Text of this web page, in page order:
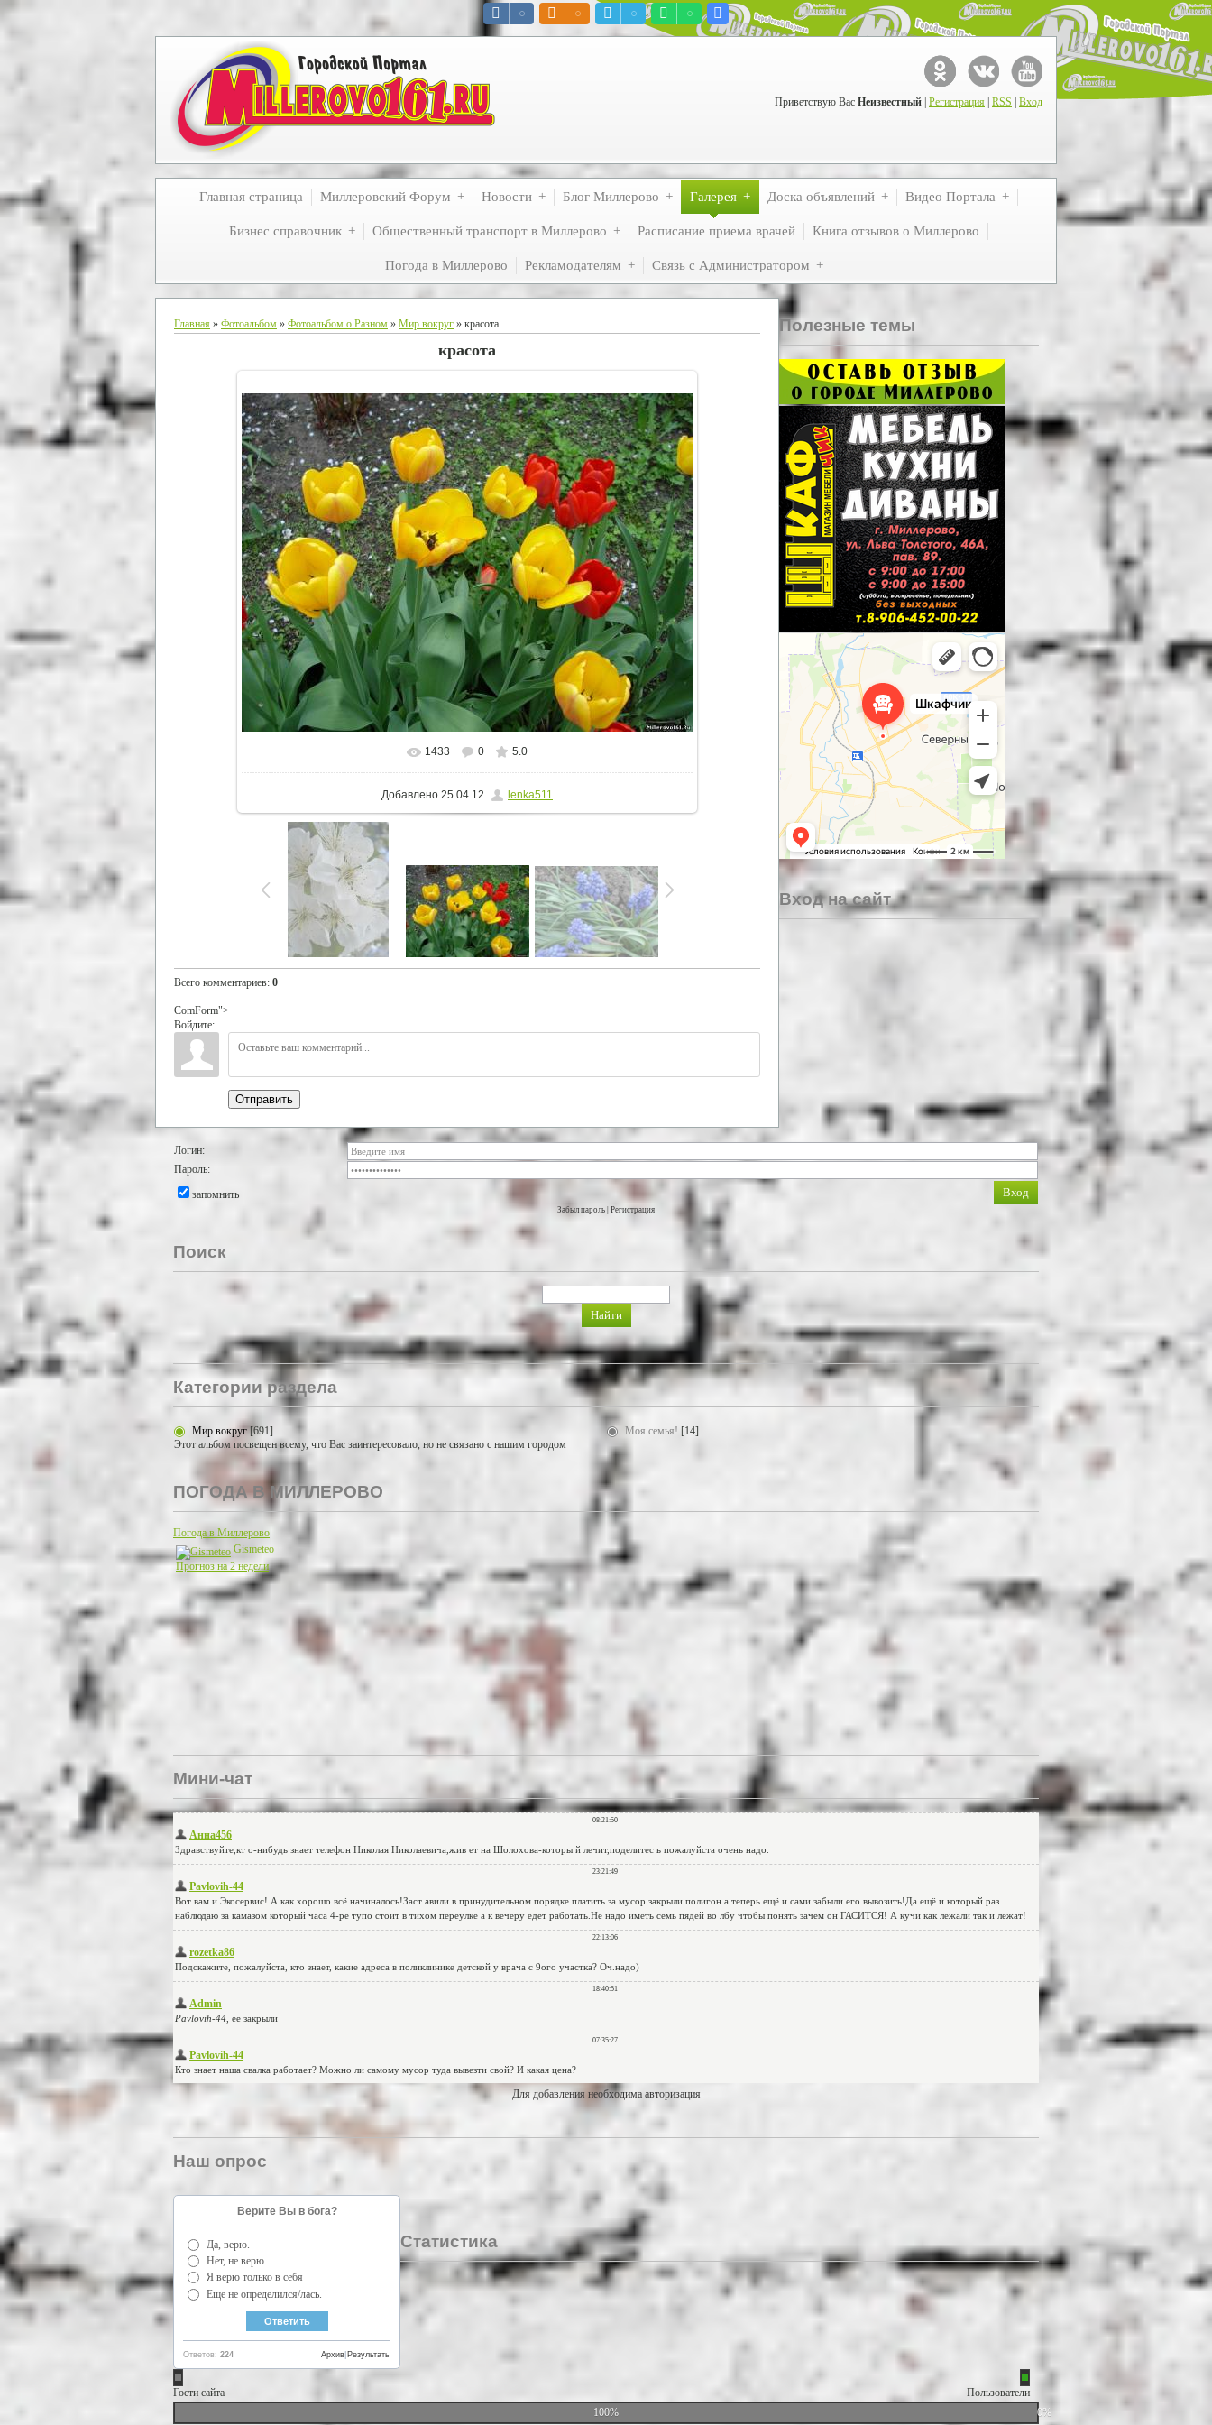
Приветствую Вас Неизвестный Регистрация RSS Вход
Главная страница Миллеровский Форум Новости Блог Миллерово Галерея Доска объявлений Видео Портала
Бизнес справочник Общественный транспорт в Миллерово Расписание приема врачей Книга отзывов о Миллерово
Погода в Миллерово Рекламодателям Связь с Администратором
Главная » Фотоальбом » Фотоальбом о Разном » Мир вокруг » красота
красота
В реальном размере 1060x795
1433 0 5.0
Добавлено 25.04.12 lenka511
Всего комментариев: 0
ComForm">
Войдите:
Отправить
Полезные темы
Вход на сайт
Логин:
Пароль:
запомнить
Забыл пароль Регистрация
Поиск
Категории раздела
Мир вокруг [691]
Этот альбом посвещен всему, что Вас заинтересовало, но не связано с нашим городом
Моя семья! [14]
ПОГОДА В МИЛЛЕРОВО
Погода в Миллерово
Gismeteo
Прогноз на 2 недели
Мини-чат
Для добавления необходима авторизация
Наш опрос
Верите Вы в бога?
Да, верю.
Нет, не верю.
Я верю только в себя
Еще не определился/лась.
Ответов: 224 Результаты
Архив
Статистика
Гости сайта
Пользователи
100%
0%